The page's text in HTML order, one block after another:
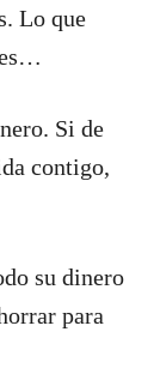
Lo que
Si de
contigo,
su dinero
para